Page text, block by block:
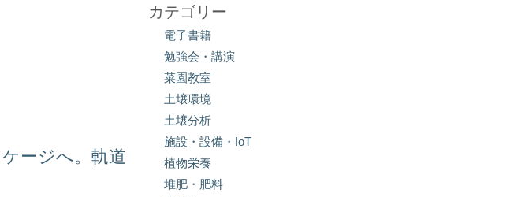
ージへ。軌道
カテゴリー
電子書籍
勉強会・講演
菜園教室
土壌環境
土壌分析
施設・設備・IoT
植物栄養
堆肥・肥料